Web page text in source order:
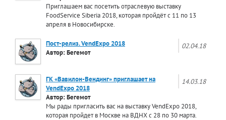
Приглашаем вас посетить отраслевую выставку
FoodService Siberia 2018, которая пройдёт с 11 по 13
апреля в Новосибирске.
02.04.18
Пост-релиз. VendExpo 2018
Автор: Бегемот
14.03.18
ГК «Вавилон-Вендинг» приглашает на
VendExpo 2018
Автор: Бегемот
Мы рады пригласить вас на выставку VendExpo 2018,
которая пройдет в Москве на ВДНХ с 28 по 30 марта.